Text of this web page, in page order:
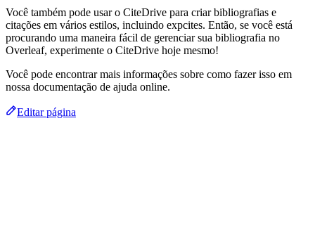
Você também pode usar o CiteDrive para criar bibliografias e
citações em vários estilos, incluindo expcites. Então, se você está
procurando uma maneira fácil de gerenciar sua bibliografia no
Overleaf, experimente o CiteDrive hoje mesmo!
Você pode encontrar mais informações sobre como fazer isso em
nossa documentação de ajuda online.
Editar página